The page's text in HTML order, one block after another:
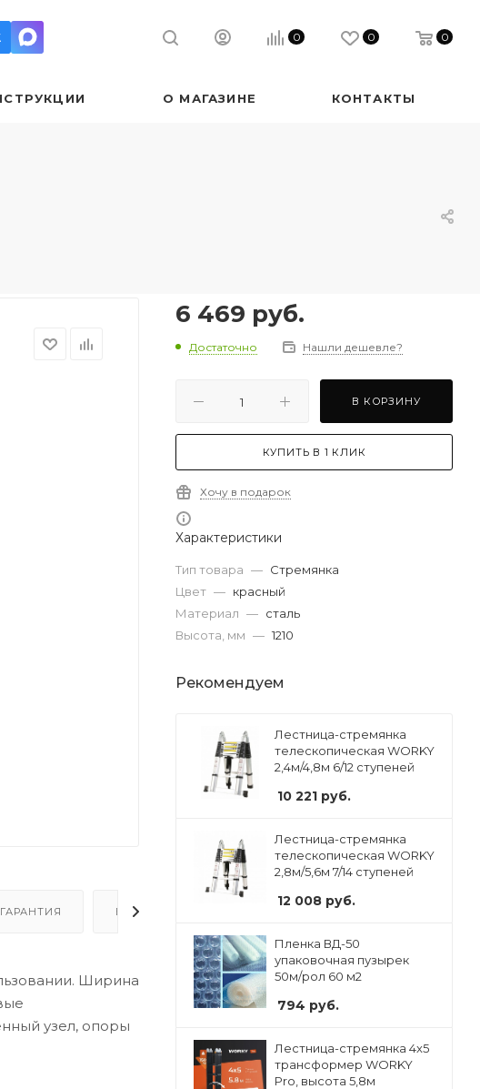
0 0 0
О МАГАЗИНЕ КОНТАКТЫ
ГАРАНТИЯ ВОПРОС-ОТВЕТ
Ширина
узел, опоры
6 469 руб.
Достаточно Нашли дешевле?
В КОРЗИНУ
КУПИТЬ В 1 КЛИК
Хочу в подарок
Характеристики
Тип товара — Стремянка
Цвет — красный
Материал — сталь
Высота, мм — 1210
Рекомендуем
Лестница-стремянка
телескопическая WORKY
2,4м/4,8м 6/12 ступеней
10 221 руб.
Лестница-стремянка
телескопическая WORKY
2,8м/5,6м 7/14 ступеней
12 008 руб.
Пленка ВД-50
упаковочная пузырек
50м/рол 60 м2
794 руб.
Лестница-стремянка 4x5
трансформер WORKY
Pro, высота 5,8м